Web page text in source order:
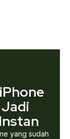
yang sudah